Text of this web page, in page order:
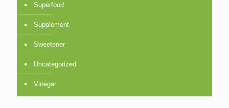
Superfood
Supplement
Sweetener
Uncategorized
Vinegar